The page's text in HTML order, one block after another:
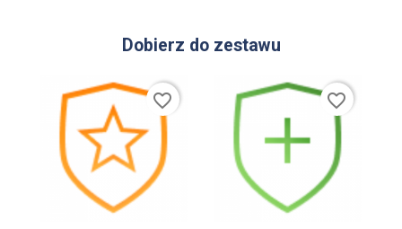
Dobierz do zestawu
favorite_border favorite_border